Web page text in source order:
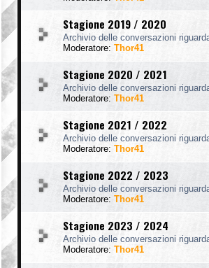
Stagione 2019 / 2020
Archivio delle conversazioni
Moderatore: Thor41
Stagione 2020 / 2021
Archivio delle conversazioni
Moderatore: Thor41
Stagione 2021 / 2022
Archivio delle conversazioni
Moderatore: Thor41
Stagione 2022 / 2023
Archivio delle conversazioni
Moderatore: Thor41
Stagione 2023 / 2024
Archivio delle conversazioni
Moderatore: Thor41